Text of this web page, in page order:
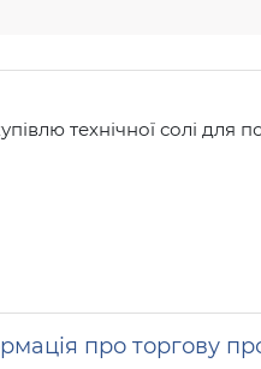
технічної солі для
про торгову